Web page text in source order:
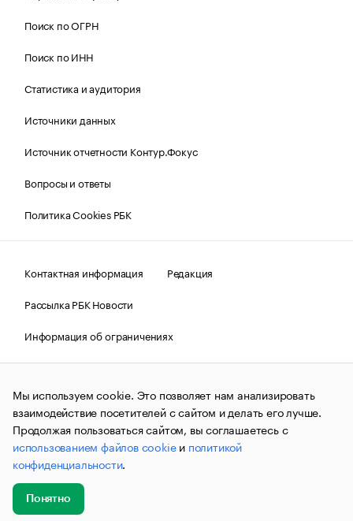
Поиск по ОГРН
Поиск по ИНН
Статистика и аудитория
Источники данных
Источник отчетности Контур.Фокус
Вопросы и ответы
Политика Cookies РБК
Контактная информация
Редакция
Рассылка РБК Новости
Информация об ограничениях
Правовая информация
О соблюдении авторских прав
© АО «РОСБИЗНЕСКОНСАЛТИНГ»,1995–2026.Сообщения
и материалы информационного агентства «РБК»
(зарегистрировано Федеральной службой по надзору в сфере
связи, информационных технологий и массовых
коммуникаций (Роскомнадзор) 09.12.2015 за номером ИА
№ФС77-63848) сопровождаются пометкой «РБК». Отдельные
публикации могут содержать информацию,
не предназначенную для пользователей
до 18 лет.
Мы используем cookie. Это позволяет нам анализировать
взаимодействие посетителей с сайтом и делать его лучше.
Продолжая пользоваться сайтом, вы соглашаетесь с
использованием файлов cookieи политикой
конфиденциальности.
Понятно